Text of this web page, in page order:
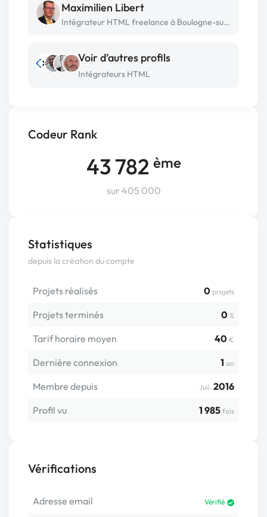
Codeur Rank
43 782 ème
sur 405 000
Statistiques
depuis la création du compte
Projets réalisés 0 projets
Projets terminés 0 %
Tarif horaire moyen 40 €
Dernière connexion 1 an
Membre depuis Juil. 2016
Profil vu
1 985 fois
Vérifications
Adresse email Vérifié
Maximilien Libert
Intégrateur HTML freelance à Boulogne-sur-mer
Voir d’autres profils
Intégrateurs HTML